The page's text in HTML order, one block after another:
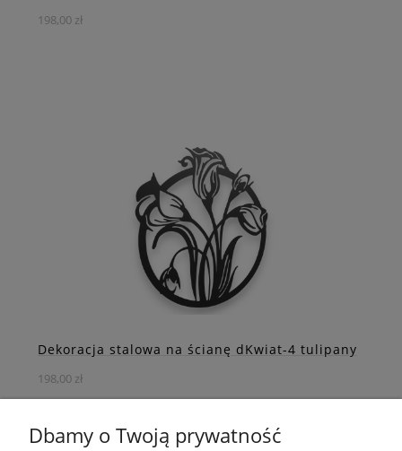
198,00 zł
dekoracją, która doda mu oryginalności i
niepowtarzalnego uroku.
DO KOSZYKA
ZOBACZ WIĘCEJ
Dekoracja stalowa na ścianę dKwiat-4 tulipany
198,00 zł
Dbamy o Twoją prywatność